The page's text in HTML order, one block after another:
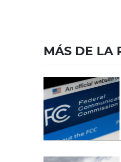
MÁS DE LA